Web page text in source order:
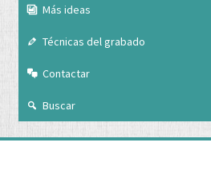
Más ideas
Técnicas del grabado
Contactar
Buscar
Nuestra empresa